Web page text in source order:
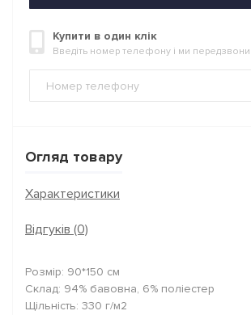
Купити в один клік
Введіть номер телефону і ми
Огляд товару
Характеристики
Відгуків (0)
Розмір: 90*150 см
Склад: 94% бавовна, 6% поліестер
Щільність: 330 г/м2